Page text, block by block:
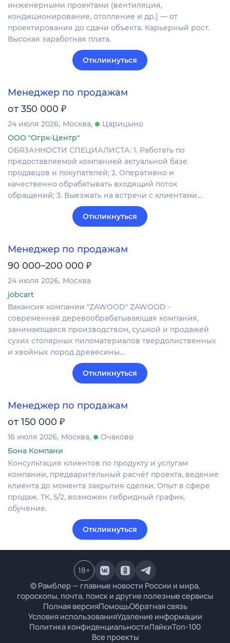
инженерными проектами (вентиляция,
кондиционирование, отопление и др.) — от
проектирования до сдачи объекта. Карьерный рост.
Высокая заработная плата.
Откликнуться
Менеджер по продажам
от 350 000 ₽
24 июля 2026 Москва
Царицыно
ООО "Огрк-Центр"
ОБЯЗАННОСТИ СПЕЦИАЛИСТА: 1. Работать по
предоставляемой компанией актуальной базе
продавцов и покупателей; 2. Оперативно и
качественно обрабатывать входящий поток
обращений; 3. Выезжать на встречи с клиентами…
Откликнуться
Менеджер по продажам
90 000–200 000 ₽
24 июля 2026 Москва
jobcart
Вакансия компании "ZAWOOD" ZAWOOD -
современная деревообрабатывающая компания,
занимающаяся производством, сушкой и продажей
сухих столярных пиломатериалов твердолиственных
и хвойных пород древесины…
Откликнуться
Менеджер по продажам
от 150 000 ₽
16 июля 2026 Москва
Очаково
Бона Компани
Консультация клиентов по продукту и услугам
компании, предварительный расчёт проекта, ведение
клиента до момента закрытия сделки. Опыт в сфере
продаж. ТК, 5/2, возможен гибридный график,
обучение.
Откликнуться
© Рамблер — главные новости России и мира,
гороскопы, почта, поиск и другие полезные сервисы
Полная версияПомощьОбратная связь
Условия использованияУдаление информации
Политика конфиденциальностиЛайкиТоп-100
Все проекты
18+